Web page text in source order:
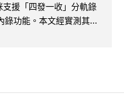
援「四發一收」分軌錄
功能。本文經實測其...